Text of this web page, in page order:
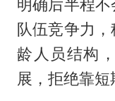
明确后半程
队伍竞争力
龄人员结构
展，拒绝靠短